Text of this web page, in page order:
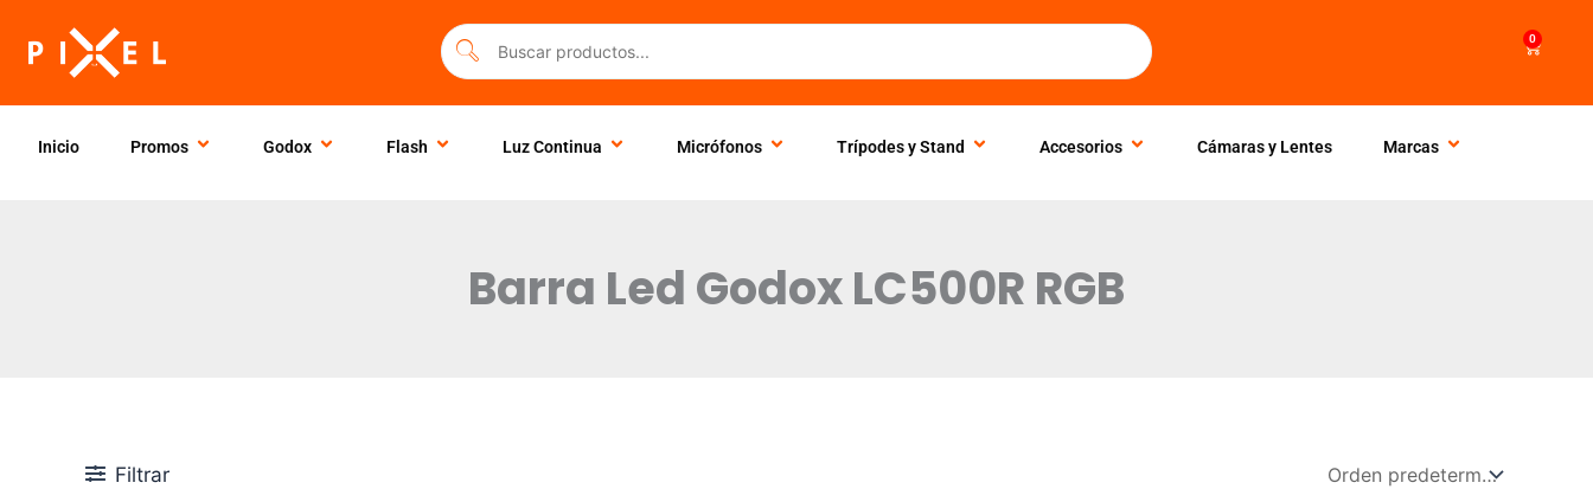
contenido
0
Cart
Inicio Promos Godox Flash Luz Continua Micrófonos Trípodes y Stand Accesorios Cámaras y Lentes Marcas
Barra Led Godox LC500R RGB
Filtrar